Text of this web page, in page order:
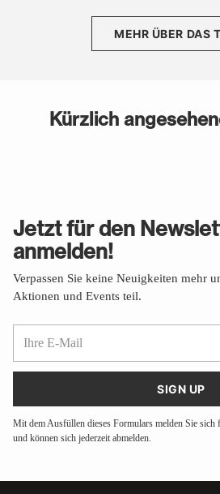
MEHR ÜBER DAS
Kürzlich
Jetzt für den
anmelden!
Verpassen Sie keine Neuigkeiten mehr
Aktionen und Events teil.
SIGN UP
Mit dem Ausfüllen dieses Formulars melden Sie sich
und können sich jederzeit abmelden.